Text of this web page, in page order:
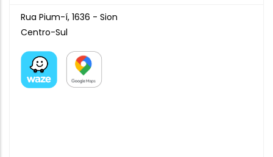
Rua Pium-í, 1636 - Sion
Centro-Sul